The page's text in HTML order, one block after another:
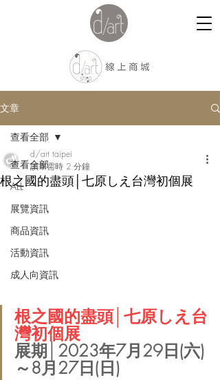
文章
查看全部
ALL
展覽資訊
商品資訊
活動資訊
成人向資訊
查看全部
根之國的盡頭│七原しえ台灣初個展
d/art taipei
讀畢需時 2 分鐘
根之國的盡頭│七原しえ台
灣初個展
展期│2023年7月29日(六)
～8月27日(日)